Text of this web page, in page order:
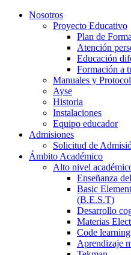
Nosotros
Proyecto Educativo
Plan de
Atención
Educación
Formación a
Manuales y
Ayse
Historia
Instalaciones
Equipo educador
Admisiones
Solicitud de
Ámbito Académico
Alto nivel
Enseñanza
Basic
(B.E.S.T)
Desarrollo
Materias
Code
Aprendizaje